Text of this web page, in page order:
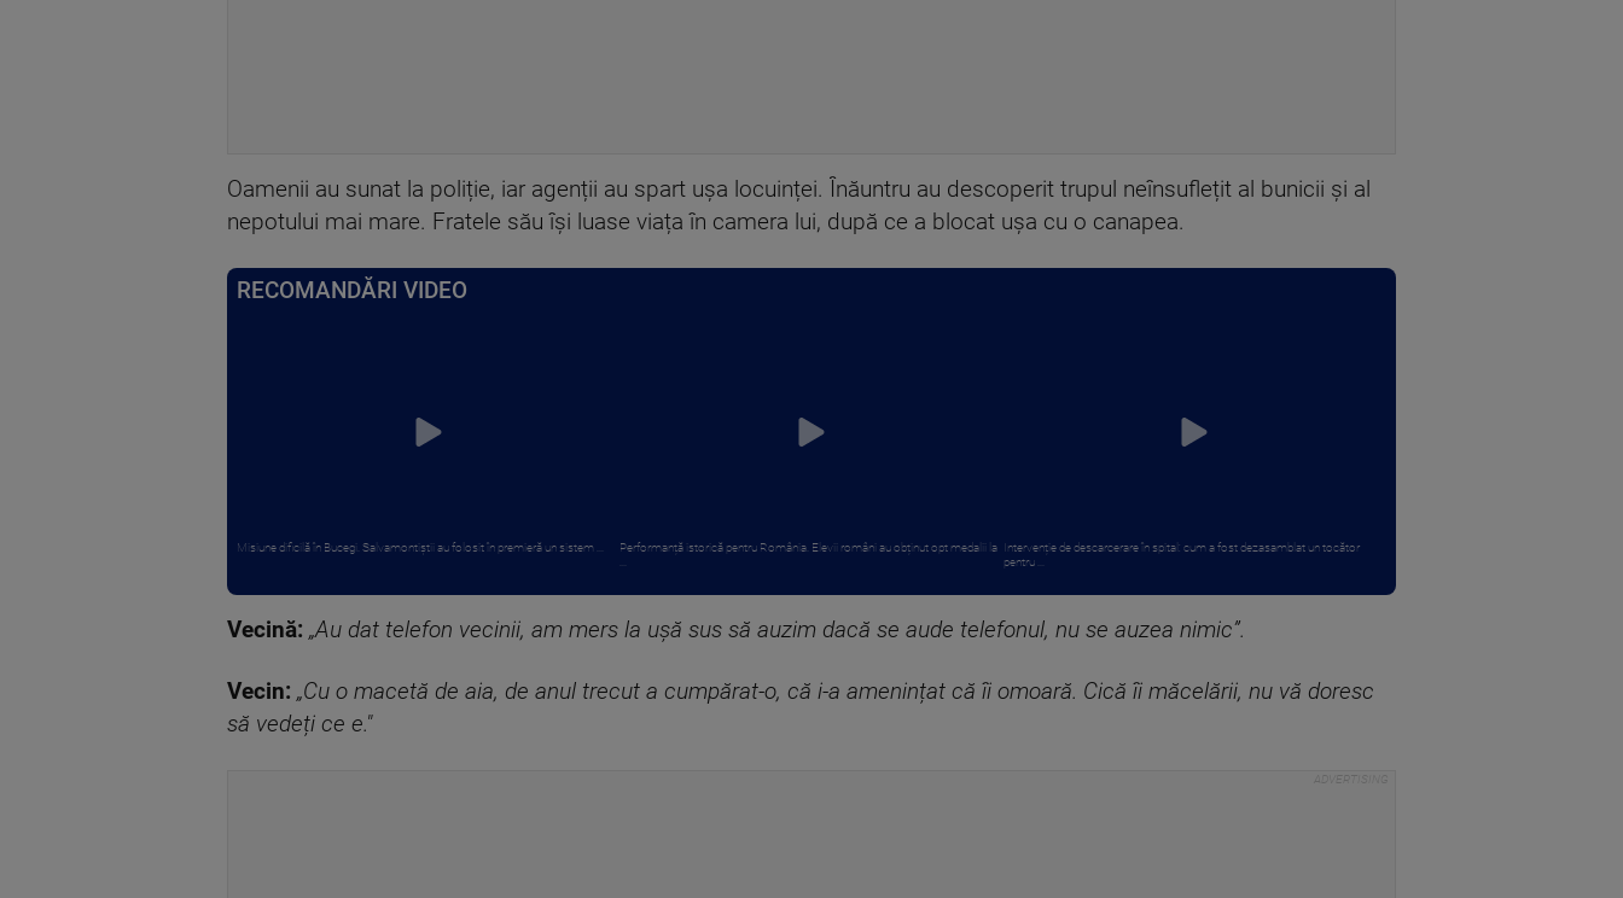
Oamenii au sunat la poliție, iar agenții au spart ușa locuinței. Înăuntru au descoperit trupul neînsuflețit al bunicii și al
nepotului mai mare. Fratele său își luase viața în camera lui, după ce a blocat ușa cu o canapea.
RECOMANDĂRI VIDEO
Misiune dificilă în Bucegi. Salvamontiștii au folosit în premieră un sistem ...
Performanță istorică pentru România. Elevii români au obținut opt medalii la Intervenție de descarcerare în spital: cum a fost dezasamblat un tocător
pentru ...
Vecină: „Au dat telefon vecinii, am mers la ușă sus să auzim dacă se aude telefonul, nu se auzea nimic”.
Vecin: „Cu o macetă de aia, de anul trecut a cumpărat-o, că i-a amenințat că îi omoară. Cică îi măcelării, nu vă doresc
să vedeți ce e."